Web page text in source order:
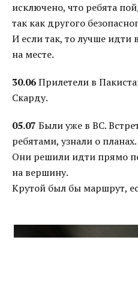
исключено, что ребята
так как другого
И если так, то лучше
на месте.
30.06Прилетели в
Скарду.
05.07 Были уже в ВС.
ребятами, узнали о планах.
Они решили идти прямо
на вершину.
Крутой был бы маршрут,